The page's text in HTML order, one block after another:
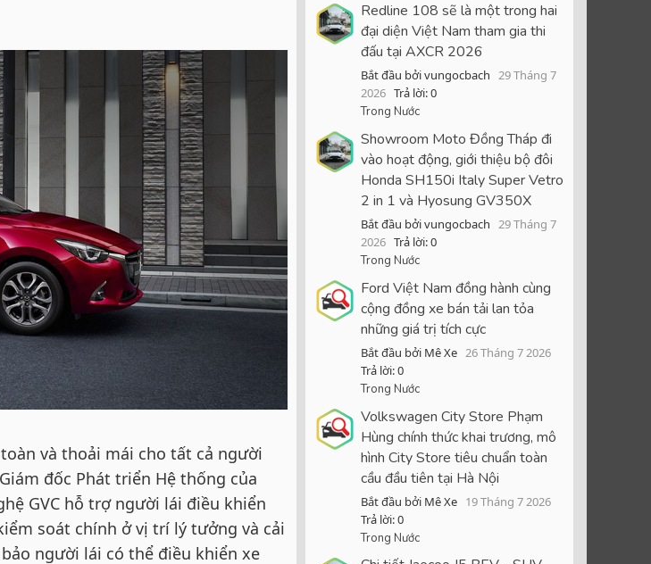
và thoải mái cho tất cả người
đốc Phát triển Hệ thống của
GVC hỗ trợ người lái điều khiển
soát chính ở vị trí lý tưởng và cải
người lái có thể điều khiển xe
Redline 108 sẽ là một trong hai
đại diện Việt Nam tham gia thi
đấu tại AXCR 2026
Bắt đầu bởi vungocbach 29 Tháng 7
2026 Trả lời: 0
Trong Nước
Showroom Moto Đồng Tháp đi
vào hoạt động, giới thiệu bộ đôi
Honda SH150i Italy Super Vetro
2 in 1 và Hyosung GV350X
Bắt đầu bởi vungocbach 29 Tháng 7
2026 Trả lời: 0
Trong Nước
Ford Việt Nam đồng hành cùng
cộng đồng xe bán tải lan tỏa
những giá trị tích cực
Bắt đầu bởi Mê Xe 26 Tháng 7 2026
Trả lời: 0
Trong Nước
Volkswagen City Store Phạm
Hùng chính thức khai trương, mô
hình City Store tiêu chuẩn toàn
cầu đầu tiên tại Hà Nội
Bắt đầu bởi Mê Xe 19 Tháng 7 2026
Trả lời: 0
Trong Nước